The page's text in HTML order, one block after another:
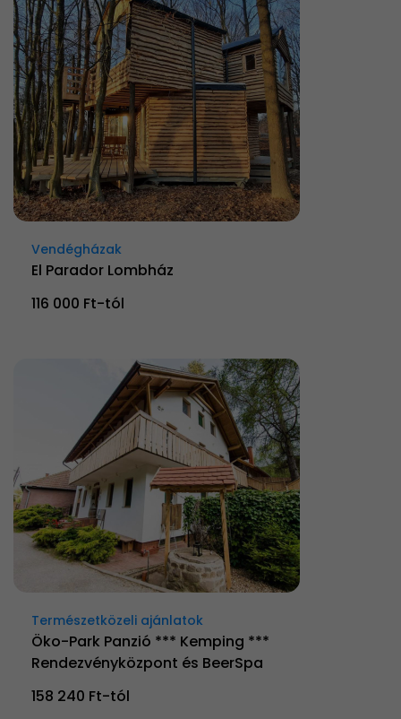
Vendégházak
El Parador Lombház
116 000 Ft-tól
Természetközeli ajánlatok
Öko-Park Panzió *** Kemping ***
Rendezvényközpont és BeerSpa
158 240 Ft-tól